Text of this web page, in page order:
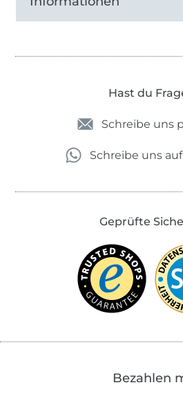
Hast du
Schreibe uns
Schreibe uns
Geprüfte
Bezahlen